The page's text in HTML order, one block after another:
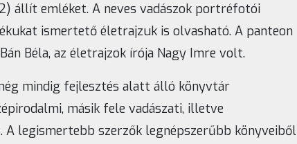
állít emléket. A neves vadászok portréfotói
ismertető életrajzuk is olvasható. A panteon
Béla, az életrajzok írója Nagy Imre volt.
mindig fejlesztés alatt álló könyvtár
másik fele vadászati, illetve
legismertebb szerzők legnépszerűbb könyveiből